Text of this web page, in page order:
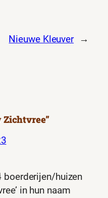
Nieuwe Kleuver →
boerderijen/huizen
in hun naam